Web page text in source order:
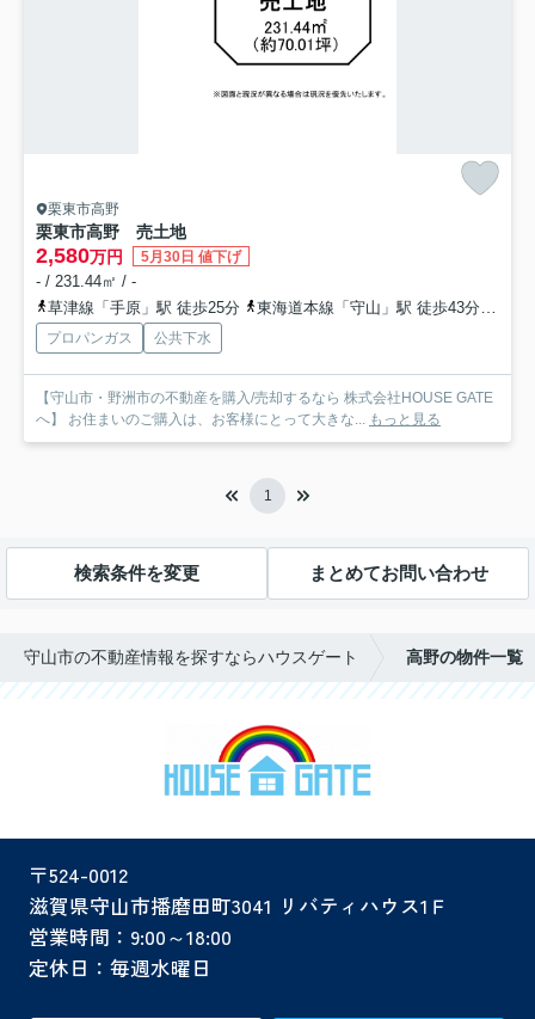
栗東市高野
栗東市高野 売土地
2,580万円 5月30日 値下げ
- / 231.44㎡ / -
草津線「手原」駅 徒歩25分
東海道本線「守山」駅 徒歩43分
プロパンガス 公共下水
【守山市・野洲市の不動産を購入/売却するなら 株式会社HOUSE GATE
へ】 お住まいのご購入は、お客様にとって大きな...
もっと見る
1
検索条件を変更 まとめてお問い合わせ
守山市の不動産情報を探すならハウスゲート 高野の物件一覧
〒524-0012
滋賀県守山市播磨田町3041 リバティハウス1Ｆ
営業時間：9:00～18:00
定休日：毎週水曜日